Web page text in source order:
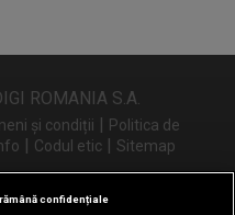
ROMANIA S.A.
și condiții | Politica de
| Codul etic | Sitemap
confidențiale